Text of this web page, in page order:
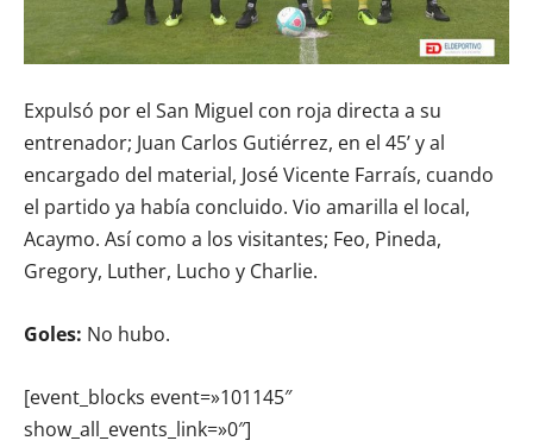
Expulsó por el San Miguel con roja directa a su
entrenador; Juan Carlos Gutiérrez, en el 45’ y al
encargado del material, José Vicente Farraís, cuando
el partido ya había concluido. Vio amarilla el local,
Acaymo. Así como a los visitantes; Feo, Pineda,
Gregory, Luther, Lucho y Charlie.
Goles: No hubo.
[event_blocks event=»101145″
show_all_events_link=»0″]